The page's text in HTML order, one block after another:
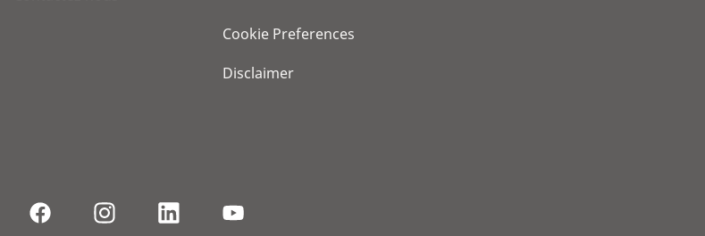
Cookie Preferences
Disclaimer